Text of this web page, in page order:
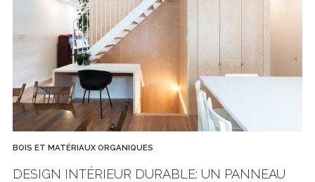
BOIS ET MATÉRIAUX ORGANIQUES
DESIGN INTÉRIEUR DURABLE: UN PANNEAU